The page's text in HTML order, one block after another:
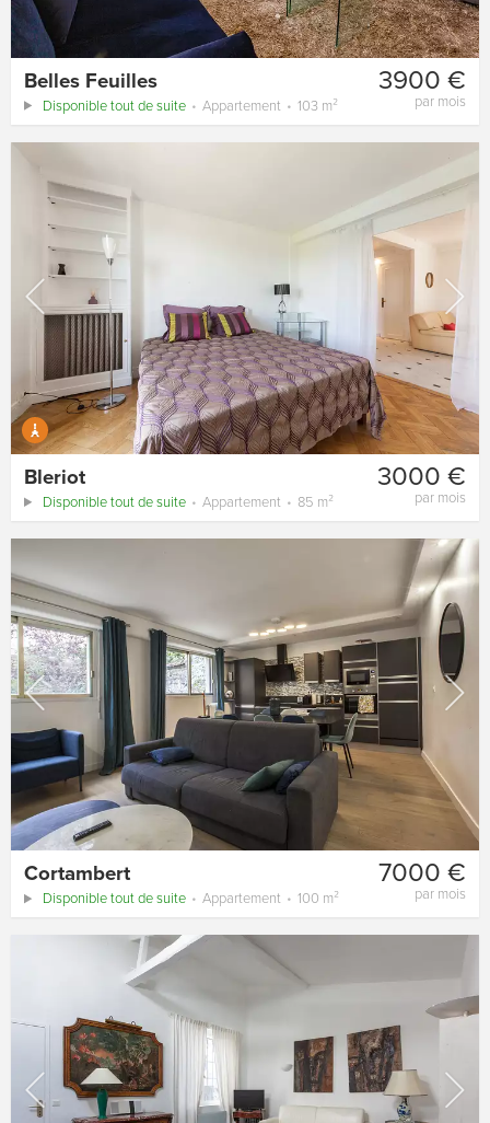
3900 €
par mois
Belles Feuilles
Disponible tout de suite Appartement 103 m²
3000 €
par mois
Bleriot
Disponible tout de suite Appartement 85 m²
7000 €
par mois
Cortambert
Disponible tout de suite Appartement 100 m²